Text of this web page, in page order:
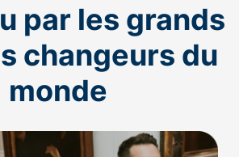
par les grands
changeurs du
monde